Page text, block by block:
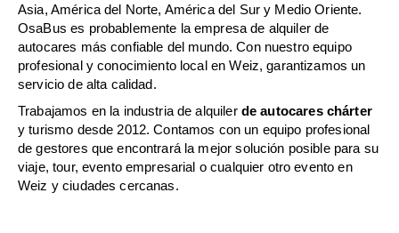
Asia, América del Norte, América del Sur y Medio Oriente.
OsaBus es probablemente la empresa de alquiler de
autocares más confiable del mundo. Con nuestro equipo
profesional y conocimiento local en Weiz, garantizamos un
servicio de alta calidad.
Trabajamos en la industria de alquiler de autocares chárter
y turismo desde 2012. Contamos con un equipo profesional
de gestores que encontrará la mejor solución posible para su
viaje, tour, evento empresarial o cualquier otro evento en
Weiz y ciudades cercanas.